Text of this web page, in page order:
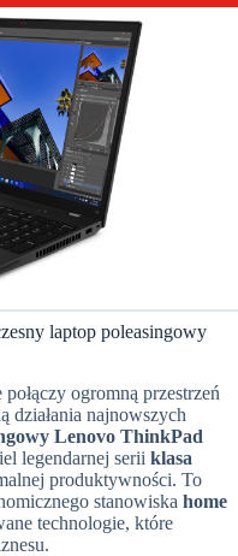
laptop poleasingowy
ogromną przestrzeń
działania najnowszych
Lenovo ThinkPad
legendarnej serii klasa
produktywności. To
stanowiska home
technologie, które